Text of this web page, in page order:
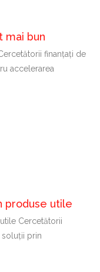
mai bun
finanțați de
accelerarea
produse utile
Cercetătorii
soluții prin